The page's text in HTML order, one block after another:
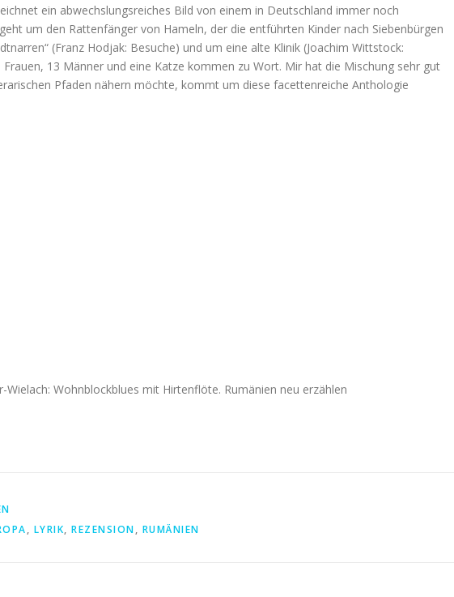
ein abwechslungsreiches Bild von einem in Deutschland immer noch
um den Rattenfänger von Hameln, der die entführten Kinder nach Siebenbürgen
(Franz Hodjak: Besuche) und um eine alte Klinik (Joachim Wittstock:
13 Männer und eine Katze kommen zu Wort. Mir hat die Mischung sehr gut
Pfaden nähern möchte, kommt um diese facettenreiche Anthologie
Wohnblockblues mit Hirtenflöte. Rumänien neu erzählen
, LYRIK, REZENSION, RUMÄNIEN